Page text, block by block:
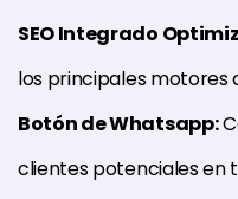
SEO Integrado
los principales motores
Botón de Whatsapp:
clientes potenciales en